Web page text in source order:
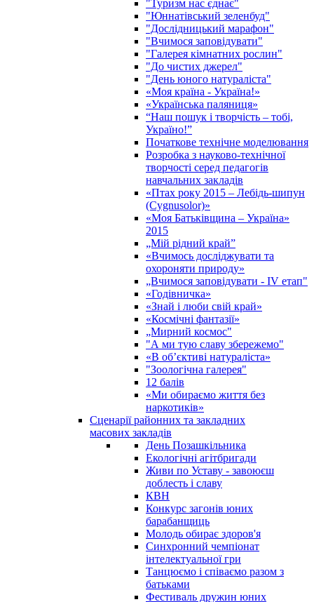
"Туризм нас єднає"
"Юннатівський зеленбуд"
"Дослідницький марафон"
"Вчимося заповідувати"
"Галерея кімнатних рослин"
"До чистих джерел"
"День юного натураліста"
«Моя країна - Україна!»
«Українська паляниця»
“Наш пошук і творчість – тобі,
Україно!”
Початкове технічне моделювання
Розробка з науково-технічної
творчості серед педагогів
навчальних закладів
«Птах року 2015 – Лебідь-шипун
(Cygnusolor)»
«Моя Батьківщина – Україна»
2015
„Мій рідний край”
«Вчимось досліджувати та
охороняти природу»
„Вчимося заповідувати - ІV етап"
«Годівничка»
«Знай і люби свій край»
«Космічні фантазії»
„Мирний космос"
"А ми тую славу збережемо"
«В об’єктиві натураліста»
"Зоологічна галерея"
12 балів
«Ми обираємо життя без
наркотиків»
Сценарії районних та закладних
масових закладів
День Позашкільника
Екологічні агітбригади
Живи по Уставу - завоюєш
доблесть і славу
КВН
Конкурс загонів юних
барабанщиць
Молодь обирає здоров'я
Синхронний чемпіонат
інтелектуальної гри
Танцюємо і співаємо разом з
батьками
Фестиваль дружин юних